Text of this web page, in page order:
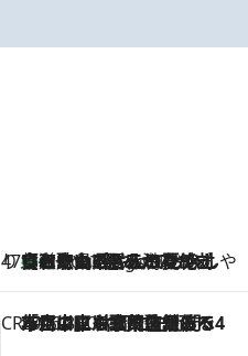
47都道府県の手みやげ ひんやりスイーツで夏を満喫
6 Hours Ago
【和歌山県】この夏絶対食べたい 冷やしておいしいおやつ3選 みかんがごろっと丸ごと入ったジュレ
CREA'S CHOICE
2026.8.7
「立川にも歌舞伎があるんだよ」 片岡仁左衛門・市川中車ら豪華座組みで4年目の立川立飛歌舞伎へ